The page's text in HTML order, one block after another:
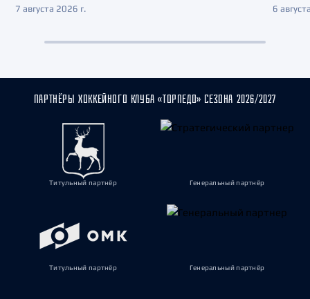
7 августа 2026 г. 6
ПАРТНЁРЫ ХОККЕЙНОГО КЛУБА «ТОРПЕДО» СЕЗОНА 2026/2027
Титульный партнёр Генеральный партнёр
Титульный партнёр Генеральный партнёр